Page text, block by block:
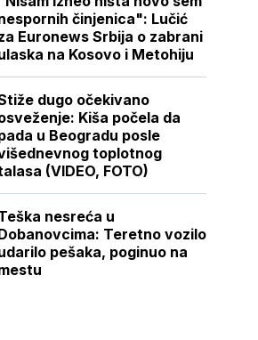
činjenica": Lučić
Euronews Srbija o zabrani
na Kosovo i Metohiju
dugo očekivano
Kiša počela da
u Beogradu posle
toplotnog
(VIDEO, FOTO)
nesreća u
Teretno vozilo
pešaka, poginuo na